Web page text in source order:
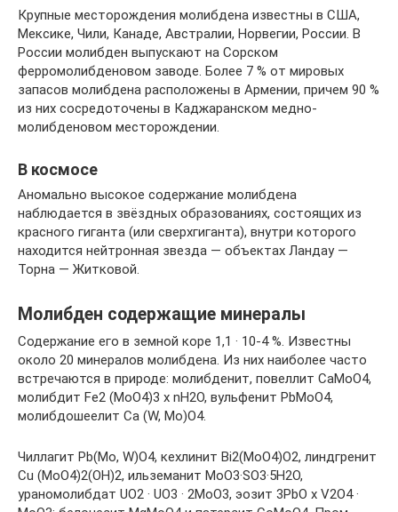
Крупные месторождения молибдена известны в США,
Мексике, Чили, Канаде, Австралии, Норвегии, России. В
России молибден выпускают на Сорском
ферромолибденовом заводе. Более 7 % от мировых
запасов молибдена расположены в Армении, причем 90 %
из них сосредоточены в Каджаранском медно-
молибденовом месторождении.
В космосе
Аномально высокое содержание молибдена
наблюдается в звёздных образованиях, состоящих из
красного гиганта (или сверхгиганта), внутри которого
находится нейтронная звезда — объектах Ландау —
Торна — Житковой.
Молибден содержащие минералы
Содержание его в земной коре 1,1 · 10-4 %. Известны
около 20 минералов молибдена. Из них наиболее часто
встречаются в природе: молибденит, повеллит СаМоO4,
молибдит Fe2 (МоO4)3 х nН2O, вульфенит РbМoО4,
молибдошеелит Са (W, Мо)O4.
Чиллагит Рb(Мо, W)O4, кехлинит Bi2(МоO4)O2, линдгренит
Сu (МоO4)2(ОН)2, ильземанит МоO3·SO3·5Н2O,
ураномолибдат UO2 · UО3 · 2МоО3, эозит 3РbО х V2O4 ·